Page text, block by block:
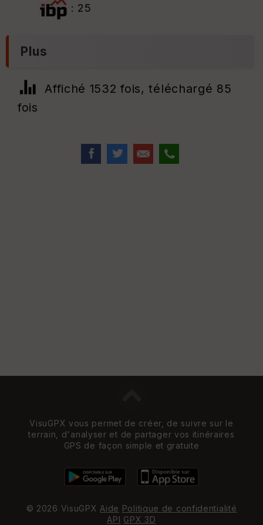
: 25
Plus
Affiché 1532 fois, téléchargé 85
fois
VisuGPX vous permet de créer, de suivre sur le
terrain, d'analyser et de partager vos itinéraires
GPS de façon simple et gratuite
© 2026 VisuGPX Aide Politique de confidentialité
API GPX 3D